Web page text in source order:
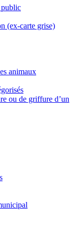
public
(ex-carte grise)
animaux
ou de griffure d’un